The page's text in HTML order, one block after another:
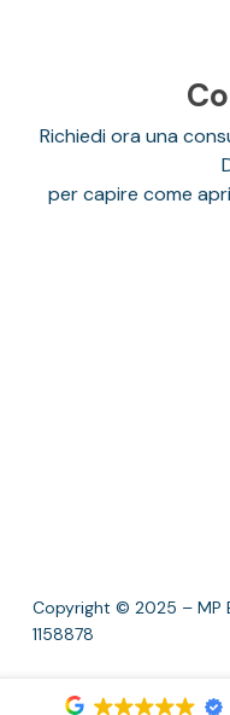
Richiedi ora una
per capire come
Copyright © 2025 – MP
1158878